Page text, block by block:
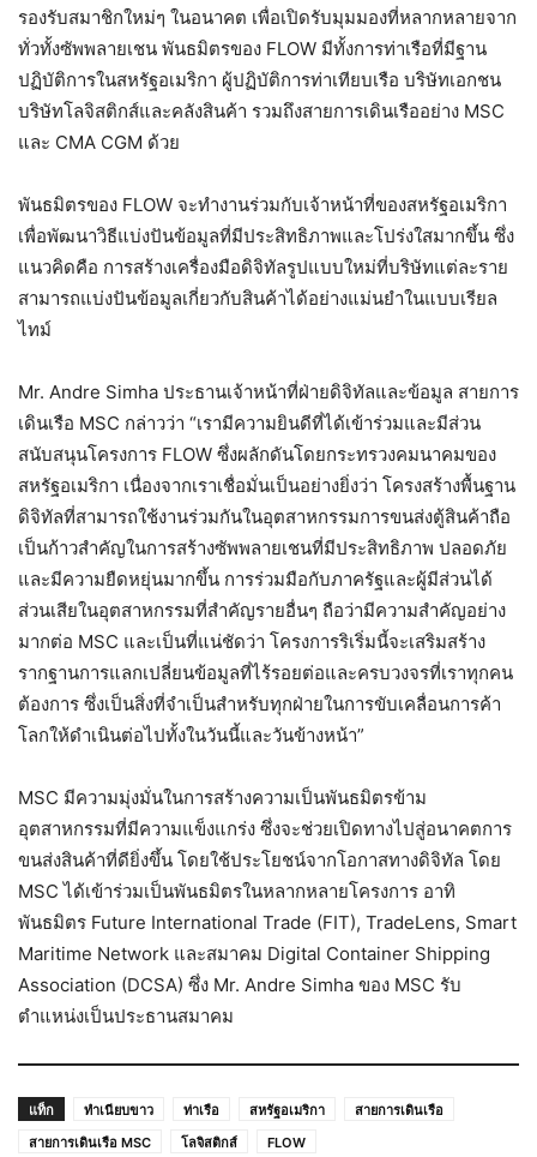
รองรับสมาชิกใหม่ๆ ในอนาคต เพื่อเปิดรับมุมมองที่หลากหลายจาก
ทั่วทั้งซัพพลายเชน พันธมิตรของ FLOW มีทั้งการท่าเรือที่มีฐาน
ปฏิบัติการในสหรัฐอเมริกา ผู้ปฏิบัติการท่าเทียบเรือ บริษัทเอกชน
บริษัทโลจิสติกส์และคลังสินค้า รวมถึงสายการเดินเรืออย่าง MSC
และ CMA CGM ด้วย
พันธมิตรของ FLOW จะทำงานร่วมกับเจ้าหน้าที่ของสหรัฐอเมริกา
เพื่อพัฒนาวิธีแบ่งปันข้อมูลที่มีประสิทธิภาพและโปร่งใสมากขึ้น ซึ่ง
แนวคิดคือ การสร้างเครื่องมือดิจิทัลรูปแบบใหม่ที่บริษัทแต่ละราย
สามารถแบ่งปันข้อมูลเกี่ยวกับสินค้าได้อย่างแม่นยำในแบบเรียล
ไทม์
Mr. Andre Simha ประธานเจ้าหน้าที่ฝ่ายดิจิทัลและข้อมูล สายการ
เดินเรือ MSC กล่าวว่า “เรามีความยินดีที่ได้เข้าร่วมและมีส่วน
สนับสนุนโครงการ FLOW ซึ่งผลักดันโดยกระทรวงคมนาคมของ
สหรัฐอเมริกา เนื่องจากเราเชื่อมั่นเป็นอย่างยิ่งว่า โครงสร้างพื้นฐาน
ดิจิทัลที่สามารถใช้งานร่วมกันในอุตสาหกรรมการขนส่งตู้สินค้าถือ
เป็นก้าวสำคัญในการสร้างซัพพลายเชนที่มีประสิทธิภาพ ปลอดภัย
และมีความยืดหยุ่นมากขึ้น การร่วมมือกับภาครัฐและผู้มีส่วนได้
ส่วนเสียในอุตสาหกรรมที่สำคัญรายอื่นๆ ถือว่ามีความสำคัญอย่าง
มากต่อ MSC และเป็นที่แน่ชัดว่า โครงการริเริ่มนี้จะเสริมสร้าง
รากฐานการแลกเปลี่ยนข้อมูลที่ไร้รอยต่อและครบวงจรที่เราทุกคน
ต้องการ ซึ่งเป็นสิ่งที่จำเป็นสำหรับทุกฝ่ายในการขับเคลื่อนการค้า
โลกให้ดำเนินต่อไปทั้งในวันนี้และวันข้างหน้า”
MSC มีความมุ่งมั่นในการสร้างความเป็นพันธมิตรข้าม
อุตสาหกรรมที่มีความแข็งแกร่ง ซึ่งจะช่วยเปิดทางไปสู่อนาคตการ
ขนส่งสินค้าที่ดียิ่งขึ้น โดยใช้ประโยชน์จากโอกาสทางดิจิทัล โดย
MSC ได้เข้าร่วมเป็นพันธมิตรในหลากหลายโครงการ อาทิ
พันธมิตร Future International Trade (FIT), TradeLens, Smart
Maritime Network และสมาคม Digital Container Shipping
Association (DCSA) ซึ่ง Mr. Andre Simha ของ MSC รับ
ตำแหน่งเป็นประธานสมาคม
แท็ก ทำเนียบขาว ท่าเรือ สหรัฐอเมริกา
สายการเดินเรือ
สายการเดินเรือ MSC
โลจิสติกส์
FLOW